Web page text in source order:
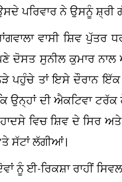
ਪਰਿਵਾਰ ਨੇ ਉਸਨੂੰ
ਵਾਸੀ ਸ਼ਿਵ
ਸੁਨੀਲ ਕੁਮਾਰ ਨਾਲ
ਪਹੁੰਚੇ ਤਾਂ ਇਸੇ ਦੌਰਾਨ
ਉਨ੍ਹਾਂ ਦੀ ਐਕਟਿਵਾ
ਵਿਚ ਸ਼ਿਵ ਦੇ ਸਿਰ
ਸੱਟਾਂ ਲੱਗੀਆਂ।
ਨੂੰ ਈ-ਰਿਕਸ਼ਾ ਰਾਹੀਂ